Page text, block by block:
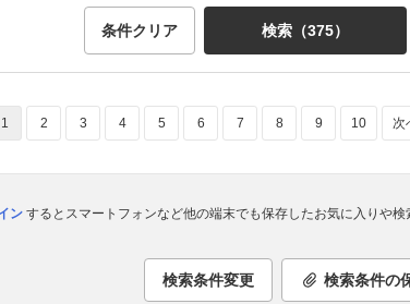
条件クリア 検索（375）
1 2 3 4 5 6 7 8 9 10 次
ンするとスマートフォンなど他の端末でも保存したお気に入りや検
検索条件変更 検索条件の